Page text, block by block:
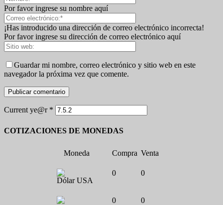
Por favor ingrese su nombre aquí
¡Has introducido una dirección de correo electrónico incorrecta!
Por favor ingrese su dirección de correo electrónico aquí
Guardar mi nombre, correo electrónico y sitio web en este
navegador la próxima vez que comente.
Current ye@r *
COTIZACIONES DE MONEDAS
Moneda Compra Venta
Dólar USA
0 0
0 0